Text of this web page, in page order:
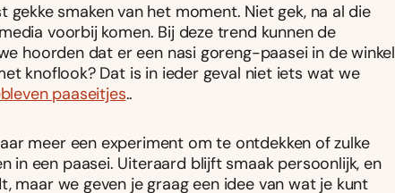
smaken van het moment. Niet gek, na al die
voorbij komen. Bij deze trend kunnen de
hoorden dat er een nasi goreng-paasei in de winkel
knoflook? Dat is in ieder geval niet iets wat we
paaseitjes..
meer een experiment om te ontdekken of zulke
in een paasei. Uiteraard blijft smaak persoonlijk, en
maar we geven je graag een idee van wat je kunt